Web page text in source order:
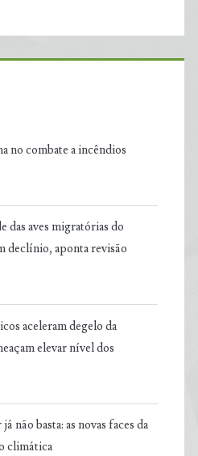
no combate a incêndios
das aves migratórias do
declínio, aponta revisão
aceleram degelo da
elevar nível dos
não basta: as novas faces da
climática